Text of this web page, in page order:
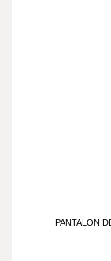
PANTALON